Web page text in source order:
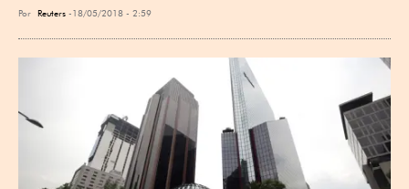
Por Reuters 18/05/2018 - 2:59